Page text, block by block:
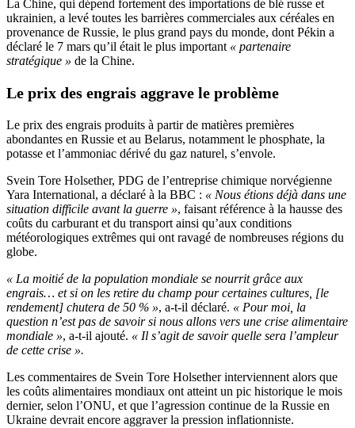
La Chine, qui dépend fortement des importations de blé russe et
ukrainien, a levé toutes les barrières commerciales aux céréales en
provenance de Russie, le plus grand pays du monde, dont Pékin a
déclaré le 7 mars qu’il était le plus important « partenaire
stratégique » de la Chine.
Le prix des engrais aggrave le problème
Le prix des engrais produits à partir de matières premières
abondantes en Russie et au Belarus, notamment le phosphate, la
potasse et l’ammoniac dérivé du gaz naturel, s’envole.
Svein Tore Holsether, PDG de l’entreprise chimique norvégienne
Yara International, a déclaré à la BBC : « Nous étions déjà dans une
situation difficile avant la guerre », faisant référence à la hausse des
coûts du carburant et du transport ainsi qu’aux conditions
météorologiques extrêmes qui ont ravagé de nombreuses régions du
globe.
« La moitié de la population mondiale se nourrit grâce aux
engrais… et si on les retire du champ pour certaines cultures, [le
rendement] chutera de 50 % », a-t-il déclaré. « Pour moi, la
question n’est pas de savoir si nous allons vers une crise alimentaire
mondiale », a-t-il ajouté. « Il s’agit de savoir quelle sera l’ampleur
de cette crise ».
Les commentaires de Svein Tore Holsether interviennent alors que
les coûts alimentaires mondiaux ont atteint un pic historique le mois
dernier, selon l’ONU, et que l’agression continue de la Russie en
Ukraine devrait encore aggraver la pression inflationniste.